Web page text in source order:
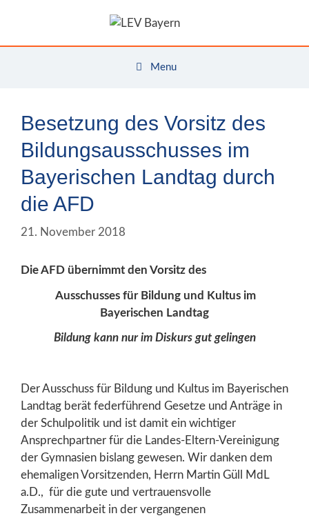
Menu
Besetzung des Vorsitz des
Bildungsausschusses im
Bayerischen Landtag durch
die AFD
21. November 2018
Die AFD übernimmt den Vorsitz des
Ausschusses für Bildung und Kultus im
Bayerischen Landtag
Bildung kann nur im Diskurs gut gelingen
Der Ausschuss für Bildung und Kultus im Bayerischen
Landtag berät federführend Gesetze und Anträge in
der Schulpolitik und ist damit ein wichtiger
Ansprechpartner für die Landes-Eltern-Vereinigung
der Gymnasien bislang gewesen. Wir danken dem
ehemaligen Vorsitzenden, Herrn Martin Güll MdL
a.D., für die gute und vertrauensvolle
Zusammenarbeit in der vergangenen